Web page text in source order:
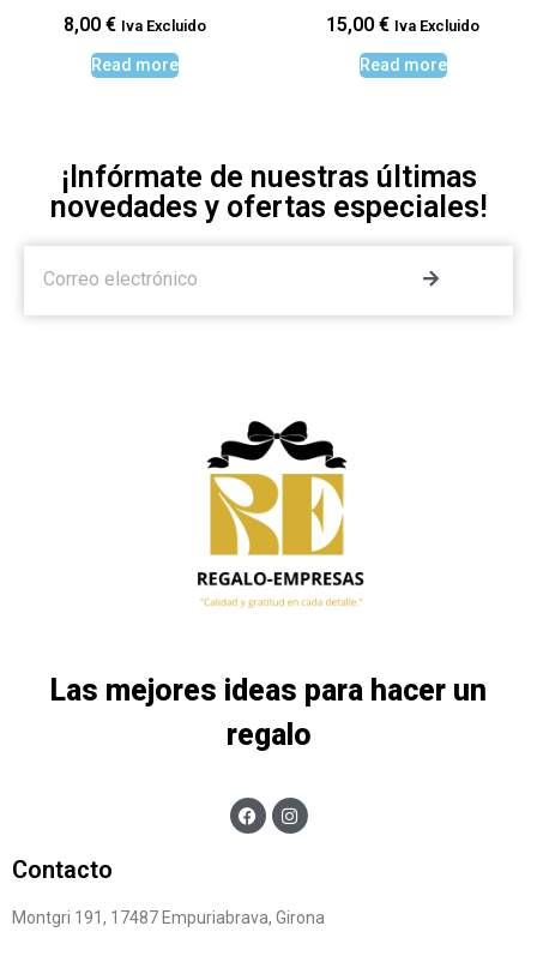
8,00 € Iva Excluido
Read more
15,00 € Iva Excluido
Read more
¡Infórmate de nuestras últimas
novedades y ofertas especiales!
Las mejores ideas para hacer un
regalo
Contacto
Montgri 191, 17487 Empuriabrava, Girona